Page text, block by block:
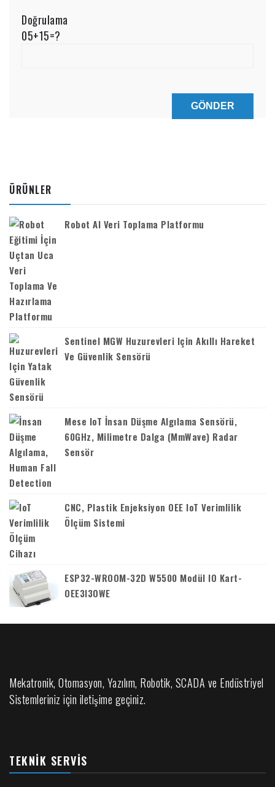
Doğrulama
05+15=?
ÜRÜNLER
Robot AI Veri Toplama Platformu
Sentinel MGW Huzurevleri Için Akıllı Hareket
Ve Güvenlik Sensörü
Mese IoT İnsan Düşme Algılama Sensörü,
60GHz, Milimetre Dalga (mmWave) Radar
Sensör
CNC, Plastik Enjeksiyon OEE IoT Verimlilik
Ölçüm Sistemi
ESP32-WROOM-32D W5500 Modül IO Kart-
OEE3I3OWE
Mekatronik, Otomasyon, Yazılım, Robotik, SCADA ve Endüstriyel
Sistemleriniz için iletişime geçiniz.
TEKNIK SERVIS